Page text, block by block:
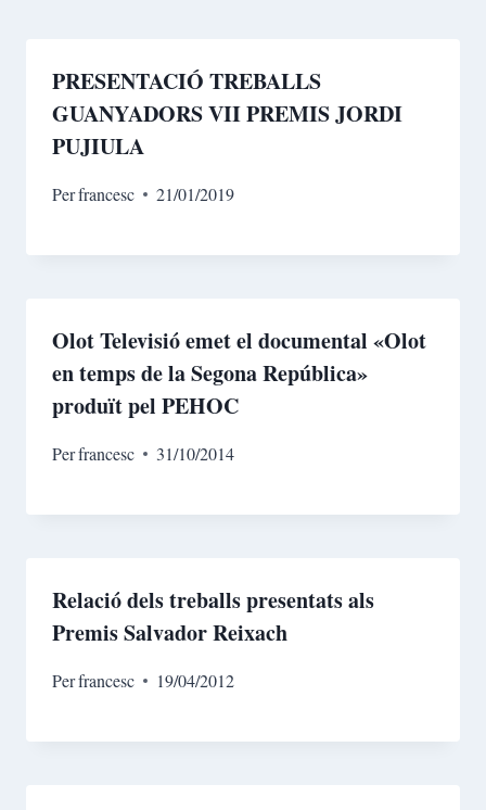
PRESENTACIÓ TREBALLS
GUANYADORS VII PREMIS JORDI
PUJIULA
Perfrancesc 21/01/2019
Olot Televisió emet el documental «Olot
en temps de la Segona República»
produït pel PEHOC
Perfrancesc 31/10/2014
Relació dels treballs presentats als
Premis Salvador Reixach
Perfrancesc 19/04/2012